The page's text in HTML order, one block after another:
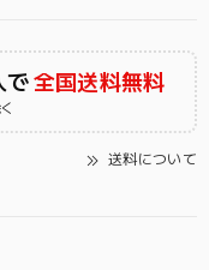
で全国送料無料
送料について